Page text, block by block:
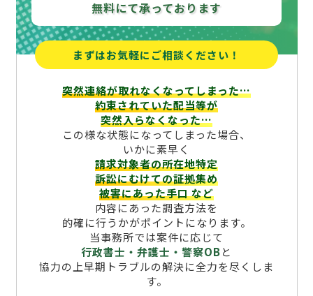
無料にて承っております
まずはお気軽にご相談ください！
突然連絡が取れなくなってしまった…
約束されていた配当等が
突然入らなくなった…
この様な状態になってしまった場合、
いかに素早く
請求対象者の所在地特定
訴訟にむけての証拠集め
被害にあった手口など
内容にあった調査方法を
的確に行うかがポイントになります。
当事務所では案件に応じて
行政書士・弁護士・警察OBと
協力の上早期トラブルの解決に全力を尽くしま
す。